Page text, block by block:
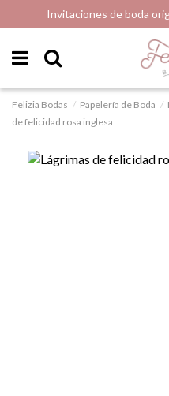
Invitaciones de boda
Felizia Bodas Papelería de Boda
de felicidad rosa inglesa